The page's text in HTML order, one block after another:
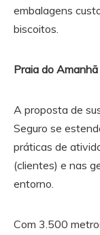
embalagens
biscoitos.
Praia do Amanhã
A proposta de
Seguro se
práticas de
(clientes) e nas
entorno.
Com 3.500